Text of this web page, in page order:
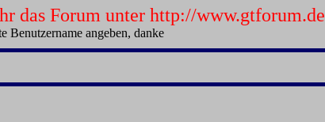
das Forum unter http://www.gtforum.de
Benutzername angeben, danke